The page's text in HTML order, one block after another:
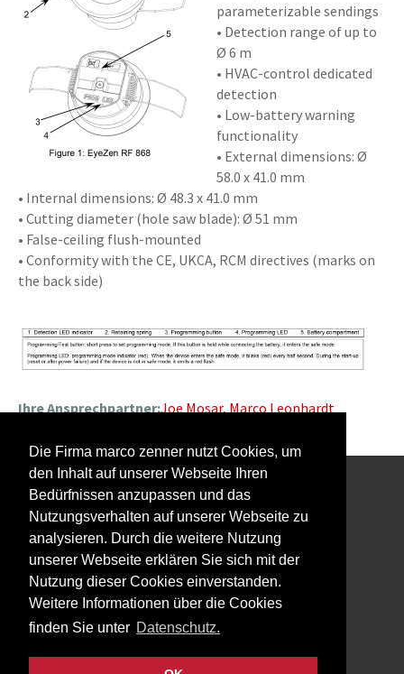
Die Firma marco zenner nutzt Cookies, um
den Inhalt auf unserer Webseite Ihren
Bedürfnissen anzupassen und das
Nutzungsverhalten auf unserer Webseite zu
analysieren. Durch die weitere Nutzung
unserer Webseite erklären Sie sich mit der
Nutzung dieser Cookies einverstanden.
Weitere Informationen über die Cookies
finden Sie unter Datenschutz.
parameterizable sendings
• Detection range of up to
Ø 6 m
• HVAC-control dedicated
detection
• Low-battery warning
functionality
• External dimensions: Ø
58.0 x 41.0 mm
• Internal dimensions: Ø 48.3 x 41.0 mm
• Cutting diameter (hole saw blade): Ø 51 mm
• False-ceiling flush-mounted
• Conformity with the CE, UKCA, RCM directives (marks on
the back side)
Ihre Ansprechpartner:Joe Mosar,Marco Leonhardt
Interessiert an unserem Newsletter?
Impressum
Datenschutz
Kontakt